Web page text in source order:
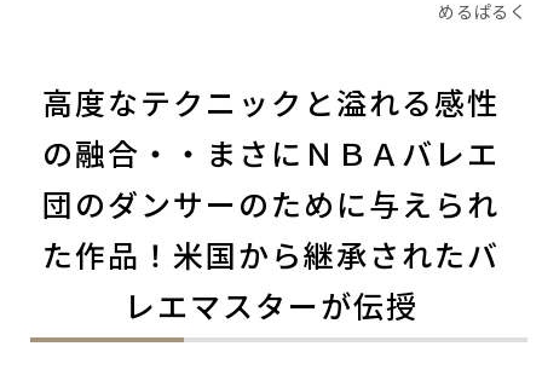
めるぱるく
高度なテクニックと溢れる感性
の融合・・まさにＮＢＡバレエ
団のダンサーのために与えられ
た作品！米国から継承されたバ
レエマスターが伝授